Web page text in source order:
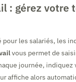
: gérez votre
les salariés, les
vous permet de
journée,
affiche alors